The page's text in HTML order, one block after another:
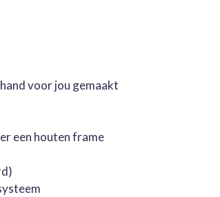
voor jou gemaakt
een houten frame